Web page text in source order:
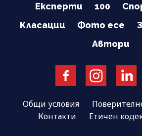
Експерти
100
Класации
Фото есе
Автори
Общи условия
Контакти
Етичен